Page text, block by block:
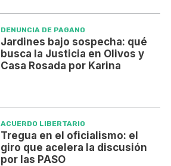
DENUNCIA DE PAGANO
Jardines bajo sospecha: qué
busca la Justicia en Olivos y
Casa Rosada por Karina
ACUERDO LIBERTARIO
Tregua en el oficialismo: el
giro que acelera la discusión
por las PASO